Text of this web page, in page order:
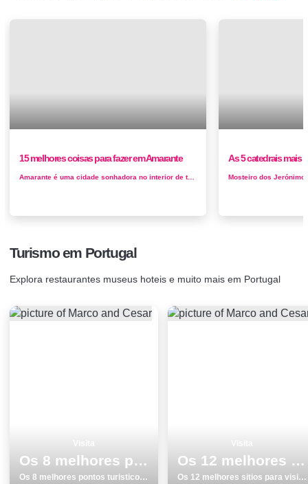
15 melhores coisas para fazer em Amarante
Amarante é uma cidade sonhadora no interior de terras altas no norte de Portugal . A leste se ergue a vasta massa da Serra do Ma...
As 5 catedrais mais
Turismo em Portugal
Explora restaurantes museus hoteis e muito mais em Portugal
Os 8 melhores pontos turisticos para visitar em Faro
Os 8 melhores pontos turisticos para visitar em Faro
Os 12 melhores sitios para visitar em SetÃºbal
Os 12 melhores sitios para visitar em SetÃºbal